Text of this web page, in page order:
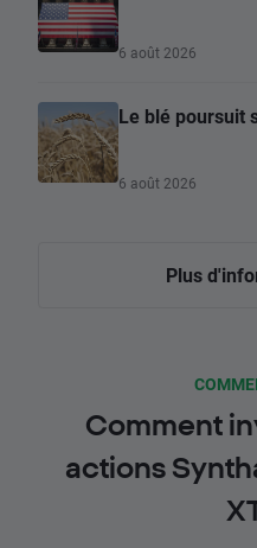
6 août 2026
Le blé poursuit
6 août 2026
Plus
Comment
actions